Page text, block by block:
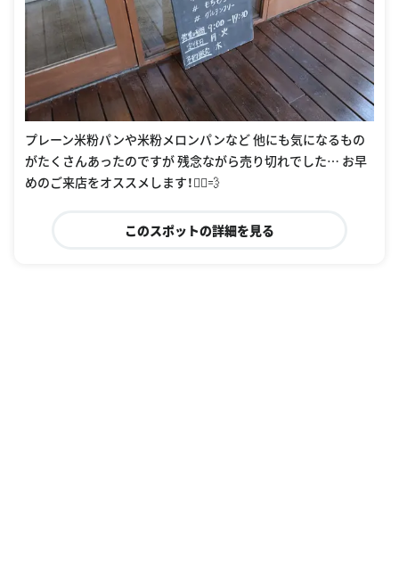
プレーン米粉パンや米粉メロンパンなど 他にも気になるもの
がたくさんあったのですが 残念ながら売り切れでした… お早
めのご来店をオススメします！🏃‍♂️💨
このスポットの詳細を見る